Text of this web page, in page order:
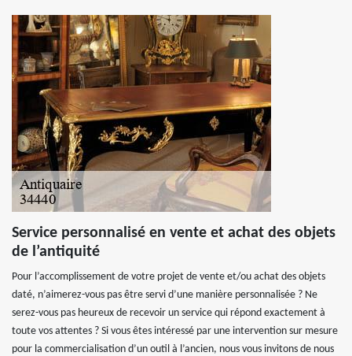
Service personnalisé en vente et achat des objets
de l’antiquité
Pour l’accomplissement de votre projet de vente et/ou achat des objets
daté, n’aimerez-vous pas être servi d’une manière personnalisée ? Ne
serez-vous pas heureux de recevoir un service qui répond exactement à
toute vos attentes ? Si vous êtes intéressé par une intervention sur mesure
pour la commercialisation d’un outil à l’ancien, nous vous invitons de nous